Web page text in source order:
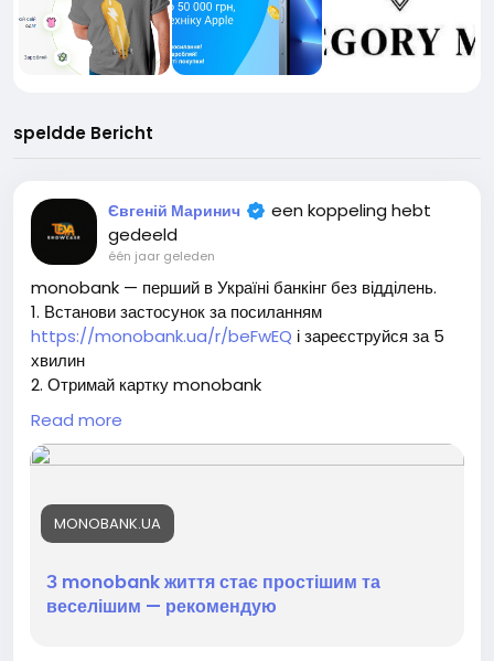
speldde Bericht
Євгеній Маринич
een koppeling hebt
gedeeld
één jaar geleden
monobank — перший в Україні банкінг без відділень.
1. Встанови застосунок за посиланням
https://monobank.ua/r/beFwEQ і зареєструйся за 5
хвилин
2. Отримай картку monobank
3. Отримай 50 ₴
Моно є партнерська програма - якщо покликати друга за
персональним посиланням, то можна заробити 50 ₴
#заробітоконлайн
#партнерськапрограма
#ОнлайнРобота #ПасивнийДохід#Фріланс
Read more
MONOBANK.UA
З monobank життя стає простішим та
веселішим — рекомендую